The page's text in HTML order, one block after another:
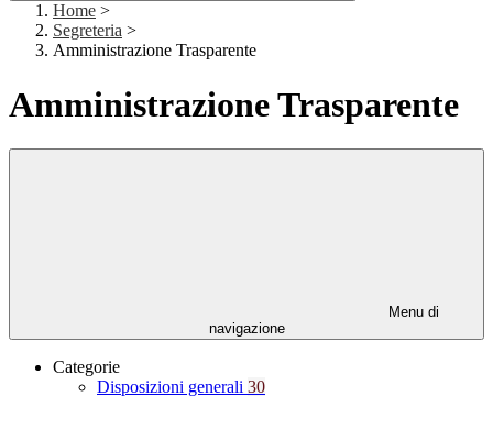
Home >
Segreteria >
Amministrazione Trasparente
Amministrazione Trasparente
Menu di
navigazione
Categorie
Disposizioni generali 30